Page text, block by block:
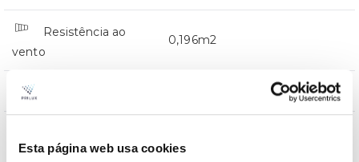
Esta página web usa cookies
Resistência ao
vento
0,196m2
montagem
Poste